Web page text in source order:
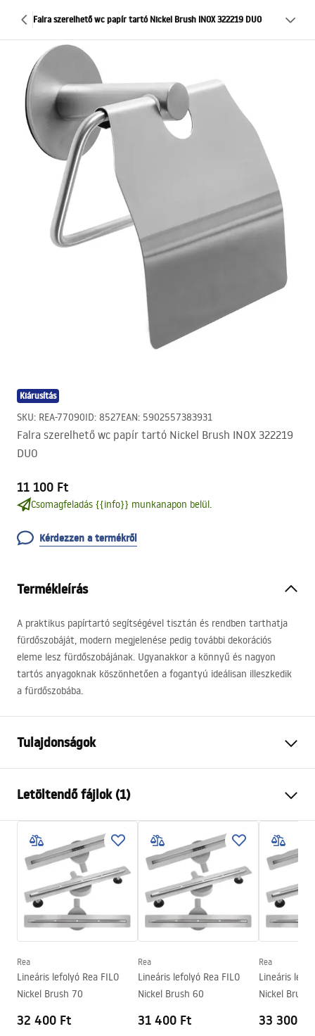
Falra szerelhető wc papír tartó Nickel Brush INOX 322219 DUO
Kiárusítás
SKU: REA-77090ID: 8527EAN: 5902557383931
Falra szerelhető wc papír tartó Nickel Brush INOX 322219
DUO
11 100 Ft
Csomagfeladás {{info}} munkanapon belül.
Kérdezzen a termékről
Termékleírás
A praktikus papírtartó segítségével tisztán és rendben tarthatja
fürdőszobáját, modern megjelenése pedig további dekorációs
eleme lesz fürdőszobájának. Ugyanakkor a könnyű és nagyon
tartós anyagoknak köszönhetően a fogantyú ideálisan illeszkedik
a fürdőszobába.
Tulajdonságok
Anyag
Felszerelés
Öntapadós
Szélesség
130mm
Magasság
130
mm
Mélység
75mm
Sorozat
Duo
Letöltendő fájlok (1)
test
Catalog_11_01_2023 (3).csv
Rea
Lineáris lefolyó Rea FILO
Nickel Brush 70
32 400 Ft
Rea
Lineáris lefolyó Rea FILO
Nickel Brush 60
31 400 Ft
Rea
Lineáris
Nickel Brush
33 300 Ft